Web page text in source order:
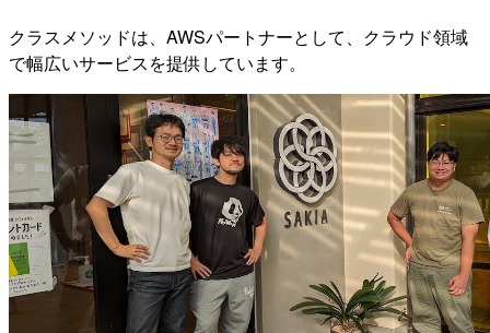
クラスメソッドは、AWSパートナーとして、クラウド領域
で幅広いサービスを提供しています。